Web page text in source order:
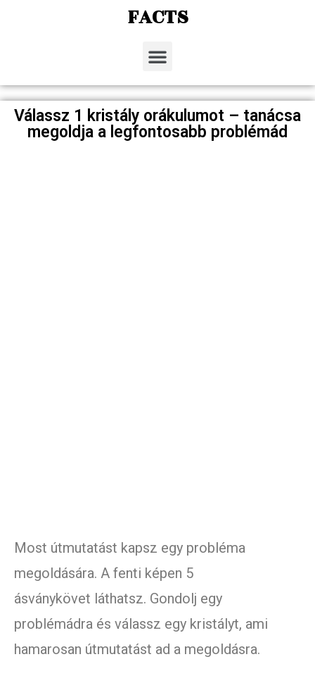
FACTS
Válassz 1 kristály orákulumot – tanácsa
megoldja a legfontosabb problémád
Most útmutatást kapsz egy probléma
megoldására. A fenti képen 5
ásványkövet láthatsz. Gondolj egy
problémádra és válassz egy kristályt, ami
hamarosan útmutatást ad a megoldásra.